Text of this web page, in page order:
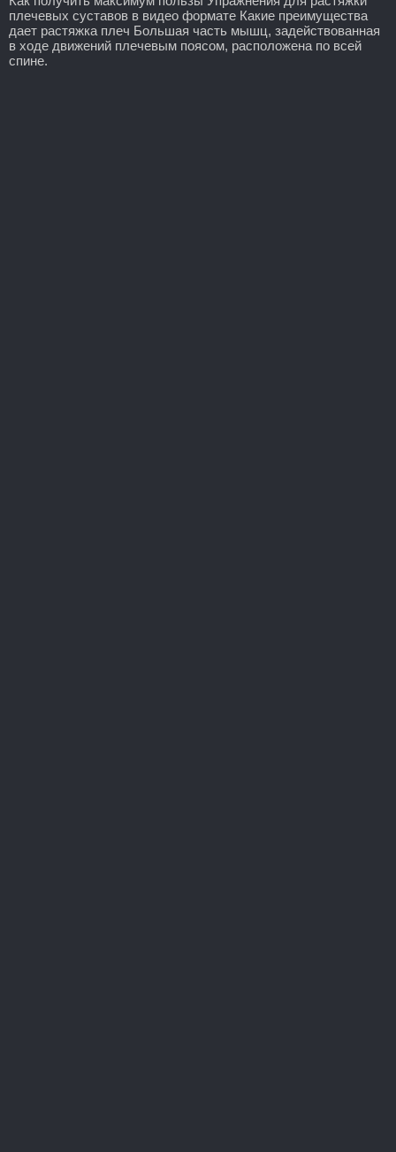
плечевых суставов в видео формате Какие преимущества
дает растяжка плеч Большая часть мышц, задействованная
в ходе движений плечевым поясом, расположена по всей
спине.